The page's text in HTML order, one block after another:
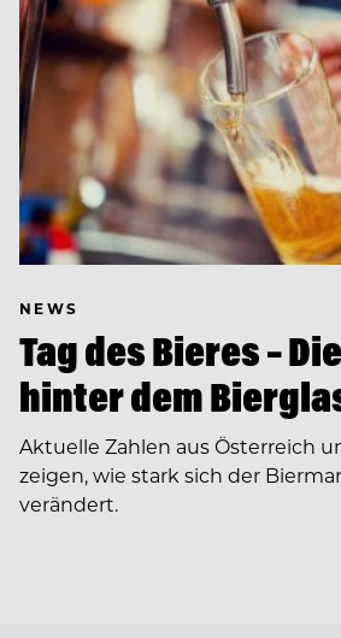
NEWS
Tag des Bieres –
hinter dem
Aktuelle Zahlen aus Österreich
zeigen, wie stark sich der
verändert.